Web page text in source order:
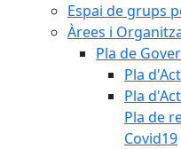
Espai de grups
Àrees i
Pla de
Pla
Pla
Pla de
Covid19